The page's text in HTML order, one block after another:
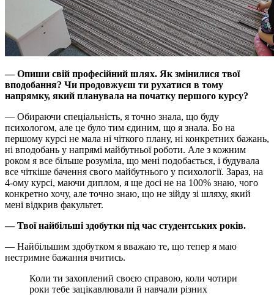
— Опиши свій професійний шлях. Як змінилися твої
вподобання? Чи продовжуєш ти рухатися в тому
напрямку, який планувала на початку першого курсу?
— Обираючи спеціальність, я точно знала, що буду
психологом, але це було тим єдиним, що я знала. Бо на
першому курсі не мала ні чіткого плану, ні конкретних бажань,
ні вподобань у напрямі майбутньої роботи. Але з кожним
роком я все більше розуміла, що мені подобається, і будувала
все чіткіше бачення свого майбутнього у психології. Зараз, на
4-ому курсі, маючи диплом, я ще досі не на 100% знаю, чого
конкретно хочу, але точно знаю, що не зійду зі шляху, який
мені відкрив факультет.
— Твої найбільші здобутки під час студентських років.
— Найбільшим здобутком я вважаю те, що тепер я маю
нестримне бажання вчитись.
Коли ти захоплений своєю справою, коли чотири
роки тебе зацікавлювали й навчали різних